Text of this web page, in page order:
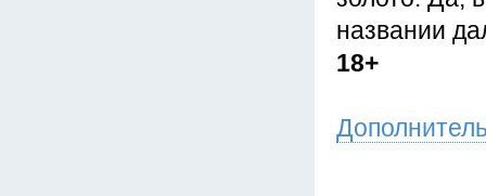
названии
18+